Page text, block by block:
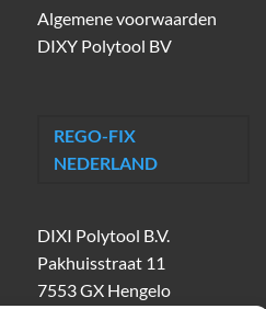
Algemene voorwaarden
DIXY Polytool BV
REGO-FIX
NEDERLAND
DIXI Polytool B.V.
Pakhuisstraat 11
7553 GX Hengelo